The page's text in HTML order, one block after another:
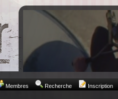
Membres Recherche Inscription